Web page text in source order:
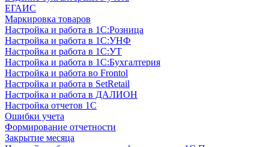
ЕГАИС
Маркировка товаров
Настройка и работа в 1С:Розница
Настройка и работа в 1С:УНФ
Настройка и работа в 1С:УТ
Настройка и работа в 1С:Бухгалтерия
Настройка и работа во Frontol
Настройка и работа в SetRetail
Настройка и работа в ДАЛИОН
Настройка отчетов 1С
Ошибки учета
Формирование отчетности
Закрытие месяца